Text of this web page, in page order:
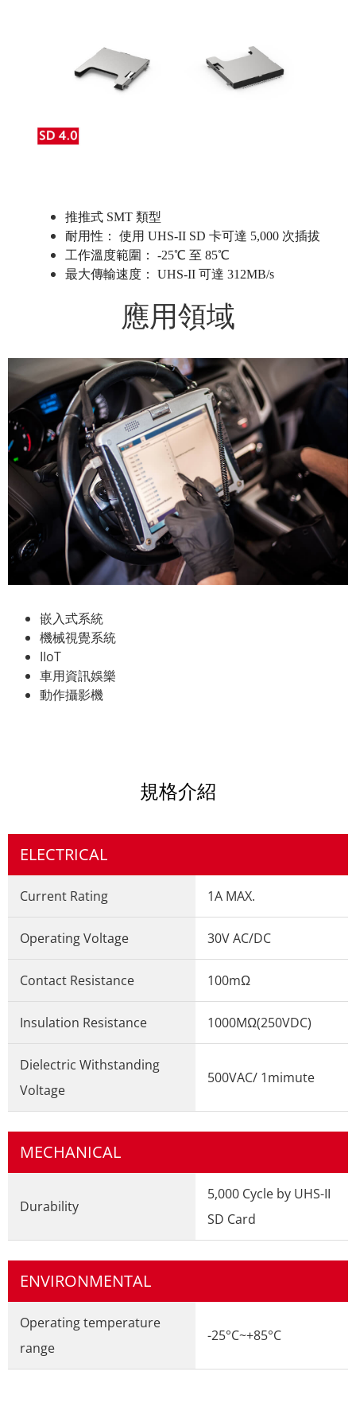
推推式 SMT 類型
耐用性： 使用 UHS-II SD 卡可達 5,000 次插拔
工作溫度範圍： -25℃ 至 85℃
最大傳輸速度： UHS-II 可達 312MB/s
應用領域
嵌入式系統
機械視覺系統
IIoT
車用資訊娛樂
動作攝影機
規格介紹
ELECTRICAL
Current Rating 1A MAX.
Operating Voltage 30V AC/DC
Contact Resistance 100mΩ
Insulation Resistance 1000MΩ(250VDC)
Dielectric Withstanding
Voltage
500VAC/ 1mimute
MECHANICAL
Durability
5,000 Cycle by UHS-II
SD Card
ENVIRONMENTAL
Operating temperature
range
-25°C~+85°C